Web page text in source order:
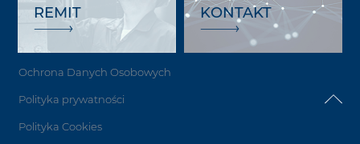
REMIT KONTAKT
Ochrona Danych Osobowych
Polityka prywatności
Polityka Cookies